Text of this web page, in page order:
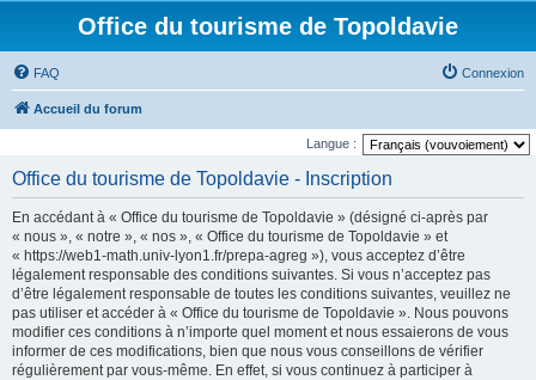
Office du tourisme de Topoldavie
FAQ Connexion
Accueil du forum
Langue :
Office du tourisme de Topoldavie - Inscription
En accédant à « Office du tourisme de Topoldavie » (désigné ci-après par
« nous », « notre », « nos », « Office du tourisme de Topoldavie » et
« https://web1-math.univ-lyon1.fr/prepa-agreg »), vous acceptez d’être
légalement responsable des conditions suivantes. Si vous n’acceptez pas
d’être légalement responsable de toutes les conditions suivantes, veuillez ne
pas utiliser et accéder à « Office du tourisme de Topoldavie ». Nous pouvons
modifier ces conditions à n’importe quel moment et nous essaierons de vous
informer de ces modifications, bien que nous vous conseillons de vérifier
régulièrement par vous-même. En effet, si vous continuez à participer à